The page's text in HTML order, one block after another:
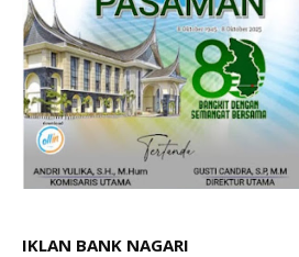
IKLAN BANK NAGARI